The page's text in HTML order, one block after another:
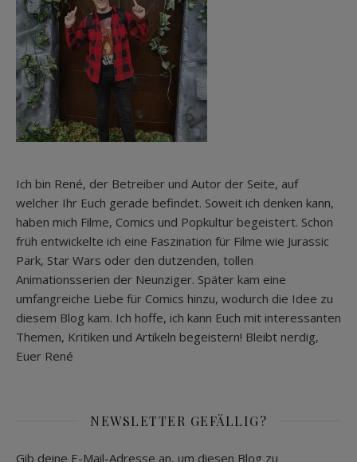
Ich bin René, der Betreiber und Autor der Seite, auf
welcher Ihr Euch gerade befindet. Soweit ich denken kann,
haben mich Filme, Comics und Popkultur begeistert. Schon
früh entwickelte ich eine Faszination für Filme wie Jurassic
Park, Star Wars oder den dutzenden, tollen
Animationsserien der Neunziger. Später kam eine
umfangreiche Liebe für Comics hinzu, wodurch die Idee zu
diesem Blog kam. Ich hoffe, ich kann Euch mit interessanten
Themen, Kritiken und Artikeln begeistern! Bleibt nerdig,
Euer René
NEWSLETTER GEFÄLLIG?
Gib deine E-Mail-Adresse an, um diesen Blog zu